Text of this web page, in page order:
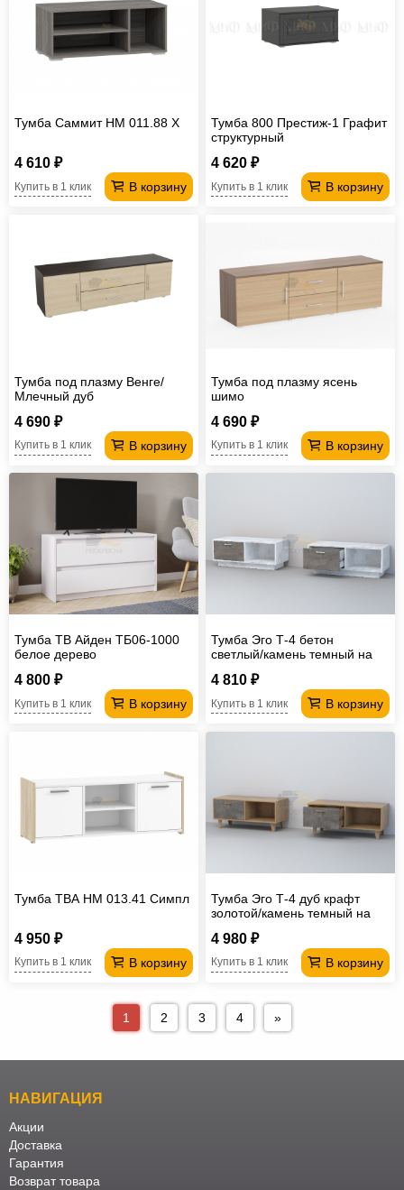
Тумба Саммит НМ 011.88 Х
4 610 ₽
В корзину
Купить в 1 клик
Тумба 800 Престиж-1 Графит
структурный
4 620 ₽
В корзину
Купить в 1 клик
Тумба под плазму Венге/
Млечный дуб
4 690 ₽
В корзину
Купить в 1 клик
Тумба под плазму ясень
шимо
4 690 ₽
В корзину
Купить в 1 клик
Тумба ТВ Айден ТБ06-1000
белое дерево
4 800 ₽
В корзину
Купить в 1 клик
Тумба Эго Т-4 бетон
светлый/камень темный на
4 810 ₽
В корзину
Купить в 1 клик
Тумба ТВА НМ 013.41 Симпл
4 950 ₽
В корзину
Купить в 1 клик
Тумба Эго Т-4 дуб крафт
золотой/камень темный на
4 980 ₽
В корзину
Купить в 1 клик
1 2 3 4 »
НАВИГАЦИЯ
Акции
Доставка
Гарантия
Возврат товара